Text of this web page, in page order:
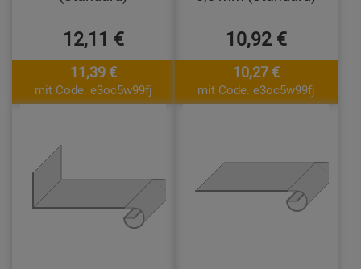
12,11 €
11,39 €
mit Code: e3oc5w99fj
10,92 €
10,27 €
mit Code: e3oc5w99fj